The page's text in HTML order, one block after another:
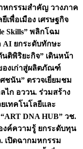
หกรรมสำคัญ วางภาค
พื่อเมือง เศรษฐกิจ
Skills” พลิกโฉม
AI ยกระดับทักษะ
ติพิริยะกิจ” เดินหน้า
องเก่าสู่ผลิตภัณฑ์
ชนัน” ตรวจเยี่ยมชม
ก อววน. ร่วมสร้าง
เทคโนโลยีและ
DNA HUB” วช.
ค์ความรู้ ยกระดับทุน
เปิดฉากมหกรรม